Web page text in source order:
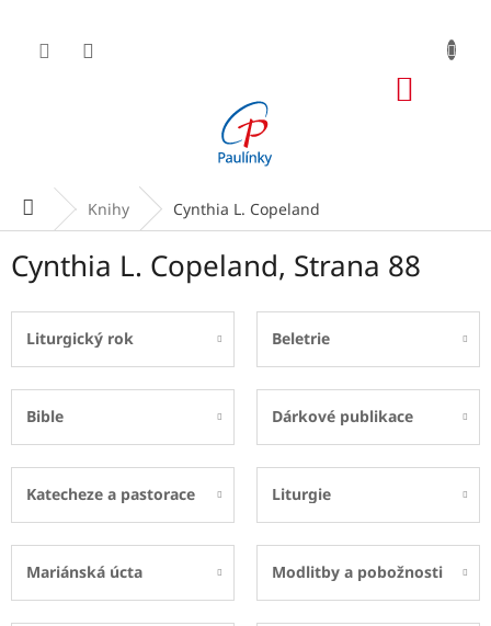
obsah
Domů Knihy Cynthia L. Copeland
Cynthia L. Copeland, Strana 88
Liturgický rok Beletrie
Bible Dárkové publikace
Katecheze a pastorace Liturgie
Mariánská úcta Modlitby a pobožnosti